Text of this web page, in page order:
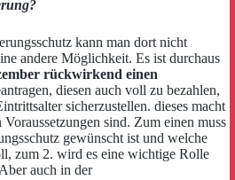
kann man dort nicht
andere Möglichkeit. Es ist durchaus
rückwirkend einen
diesen auch voll zu bezahlen,
sicherzustellen. dieses macht
sind. Zum einen muss
gewünscht ist und welche
zum 2. wird es eine wichtige Rolle
auch in der